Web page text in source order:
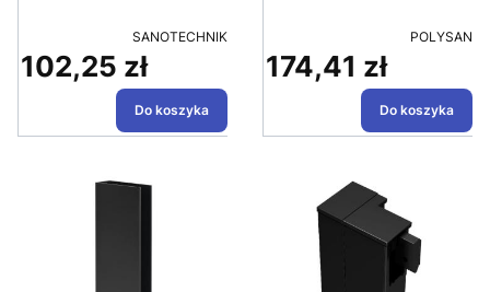
PRODUCENT
SANOTECHNIK
Cena
102,25 zł
Do koszyka
POLYSAN
Cena
174,41 zł
Do koszyka